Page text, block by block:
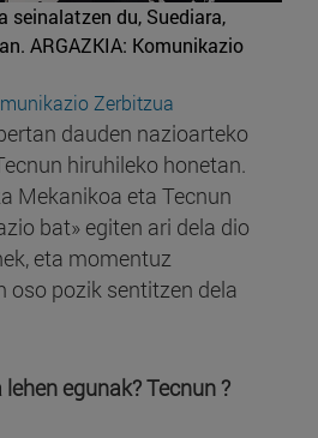
seinalatzen du, Suediara,
ARGAZKIA: Komunikazio
Zerbitzua
dauden nazioarteko
hiruhileko honetan.
Mekanikoa eta Tecnun
bat» egiten ari dela dio
eta momentuz
oso pozik sentitzen dela
egunak? Tecnun ?